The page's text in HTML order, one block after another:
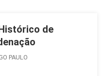
de
PAULO